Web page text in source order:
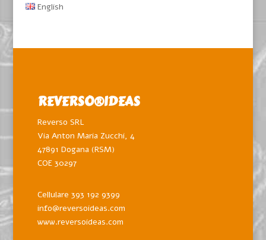
English
REVERSO®️IDEAS
Reverso SRL
Via Anton Maria Zucchi, 4
47891 Dogana (RSM)
COE 30297
Cellulare 393 192 9399
info@reversoideas.com
www.reversoideas.com